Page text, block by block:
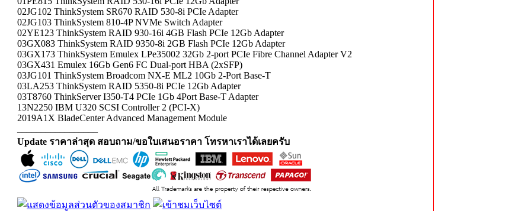
02JG102 ThinkSystem SR670 RAID 530-8i PCIe Adapter
02JG103 ThinkSystem 810-4P NVMe Switch Adapter
02YE123 ThinkSystem RAID 930-16i 4GB Flash PCIe 12Gb Adapter
03GX083 ThinkSystem RAID 9350-8i 2GB Flash PCIe 12Gb Adapter
03GX173 ThinkSystem Emulex LPe35002 32Gb 2-port PCIe Fibre Channel Adapter V2
03GX431 Emulex 16Gb Gen6 FC Dual-port HBA (2xSFP)
03JG101 ThinkSystem Broadcom NX-E ML2 10Gb 2-Port Base-T
03LA253 ThinkSystem RAID 5350-8i PCIe 12Gb Adapter
03T8760 ThinkServer I350-T4 PCIe 1Gb 4Port Base-T Adapter
13N2250 IBM U320 SCSI Controller 2 (PCI-X)
2019A1X BladeCenter Advanced Management Module
Update ราคาล่าสุด สอบถาม/ขอใบเสนอราคา โทรหาเราได้เลยครับ